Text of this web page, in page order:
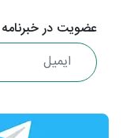
عضویت در خبرنامه